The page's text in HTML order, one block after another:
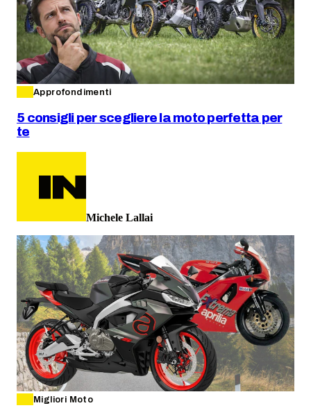
Approfondimenti
5 consigli per scegliere la moto perfetta per
te
Michele Lallai
Migliori Moto